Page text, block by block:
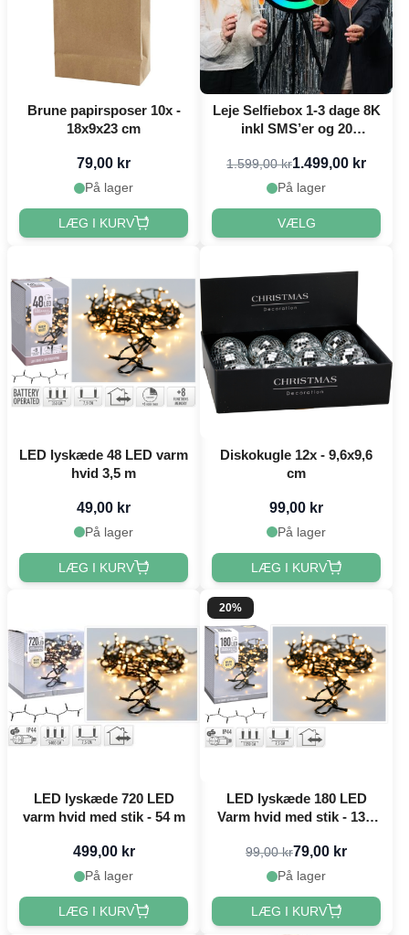
Brune papirsposer 10x -
18x9x23 cm
79,00 kr
På lager
LÆG I KURV
Leje Selfiebox 1-3 dage 8K
inkl SMS’er og 20
1.599,00 kr1.499,00 kr
På lager
VÆLG
LED lyskæde 48 LED varm
hvid 3,5 m
49,00 kr
På lager
LÆG I KURV
Diskokugle 12x - 9,6x9,6
cm
99,00 kr
På lager
LÆG I KURV
LED lyskæde 720 LED
varm hvid med stik - 54 m
499,00 kr
På lager
LÆG I KURV
20%
LED lyskæde 180 LED
Varm hvid med stik - 13,5
99,00 kr79,00 kr
På lager
LÆG I KURV